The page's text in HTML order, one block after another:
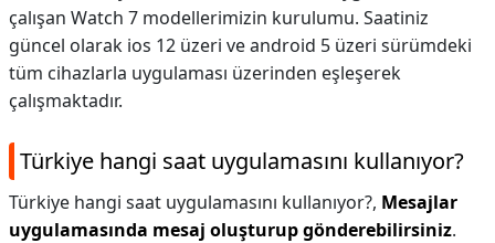
çalışan Watch 7 modellerimizin kurulumu. Saatiniz
güncel olarak ios 12 üzeri ve android 5 üzeri sürümdeki
tüm cihazlarla uygulaması üzerinden eşleşerek
çalışmaktadır.
Türkiye hangi saat uygulamasını kullanıyor?
Türkiye hangi saat uygulamasını kullanıyor?, Mesajlar
uygulamasında mesaj oluşturup gönderebilirsiniz.